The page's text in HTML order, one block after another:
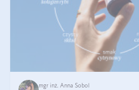
mgr inż. Anna Sobol